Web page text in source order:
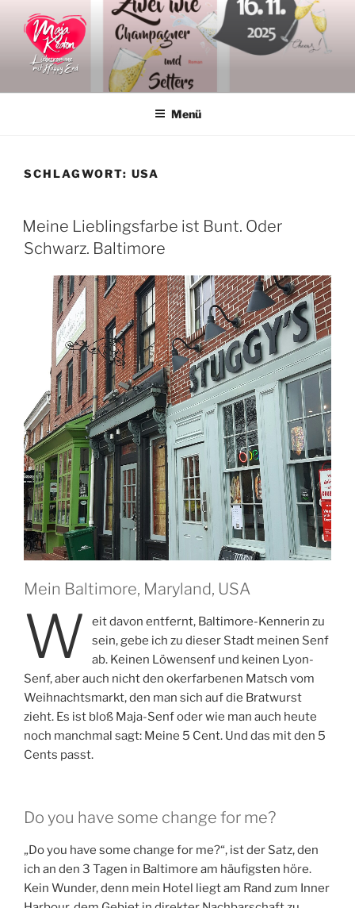
Inhalt
springen
MAJA KEATON
Menü
SCHLAGWORT: USA
VERÖFFENTLICHT
AM
Meine Lieblingsfarbe ist Bunt. Oder
Schwarz. Baltimore
Mein Baltimore, Maryland, USA
W
eit davon entfernt, Baltimore-Kennerin zu
sein, gebe ich zu dieser Stadt meinen Senf
ab. Keinen Löwensenf und keinen Lyon-
Senf, aber auch nicht den okerfarbenen Matsch vom
Weihnachtsmarkt, den man sich auf die Bratwurst
zieht. Es ist bloß Maja-Senf oder wie man auch heute
noch manchmal sagt: Meine 5 Cent. Und das mit den 5
Cents passt.
Do you have some change for me?
„Do you have some change for me?“, ist der Satz, den
ich an den 3 Tagen in Baltimore am häufigsten höre.
Kein Wunder, denn mein Hotel liegt am Rand zum Inner